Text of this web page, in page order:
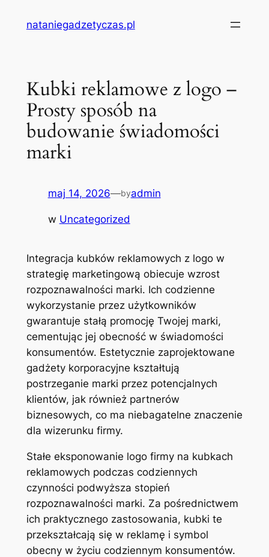
nataniegadzetyczas.pl
Kubki reklamowe z logo –
Prosty sposób na
budowanie świadomości
marki
maj 14, 2026—byadmin
w Uncategorized
Integracja kubków reklamowych z logo w
strategię marketingową obiecuje wzrost
rozpoznawalności marki. Ich codzienne
wykorzystanie przez użytkowników
gwarantuje stałą promocję Twojej marki,
cementując jej obecność w świadomości
konsumentów. Estetycznie zaprojektowane
gadżety korporacyjne kształtują
postrzeganie marki przez potencjalnych
klientów, jak również partnerów
biznesowych, co ma niebagatelne znaczenie
dla wizerunku firmy.
Stałe eksponowanie logo firmy na kubkach
reklamowych podczas codziennych
czynności podwyższa stopień
rozpoznawalności marki. Za pośrednictwem
ich praktycznego zastosowania, kubki te
przekształcają się w reklamę i symbol
obecny w życiu codziennym konsumentów.